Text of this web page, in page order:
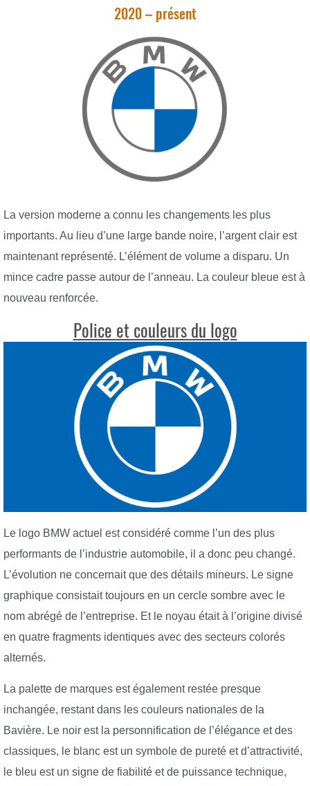
2020 – présent
La version moderne a connu les changements les plus
importants. Au lieu d’une large bande noire, l’argent clair est
maintenant représenté. L’élément de volume a disparu. Un
mince cadre passe autour de l’anneau. La couleur bleue est à
nouveau renforcée.
Police et couleurs du logo
Le logo BMW actuel est considéré comme l’un des plus
performants de l’industrie automobile, il a donc peu changé.
L’évolution ne concernait que des détails mineurs. Le signe
graphique consistait toujours en un cercle sombre avec le
nom abrégé de l’entreprise. Et le noyau était à l’origine divisé
en quatre fragments identiques avec des secteurs colorés
alternés.
La palette de marques est également restée presque
inchangée, restant dans les couleurs nationales de la
Bavière. Le noir est la personnification de l’élégance et des
classiques, le blanc est un symbole de pureté et d’attractivité,
le bleu est un signe de fiabilité et de puissance technique,